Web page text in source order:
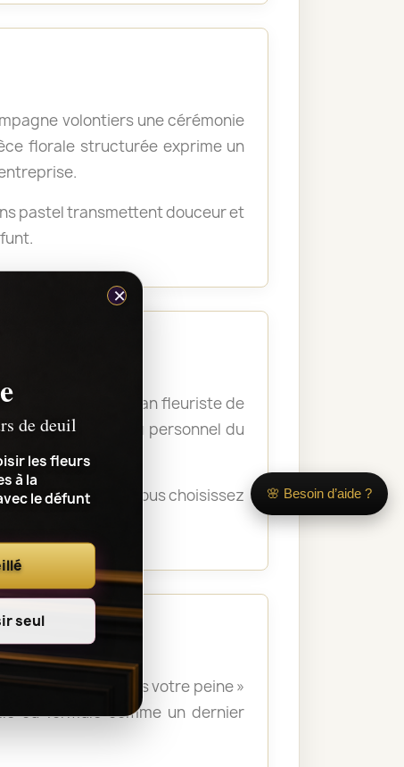
volontiers une cérémonie
florale structurée exprime un
pastel transmettent douceur et
et le lieu. L’artisan fleuriste de
la composition au personnel du
la cérémonie. Si vous choisissez
« Nous partageons votre peine »
ou formulé comme un dernier
🌸 Besoin d’aide ?
×
de deuil
les fleurs
à la
le défunt
seul